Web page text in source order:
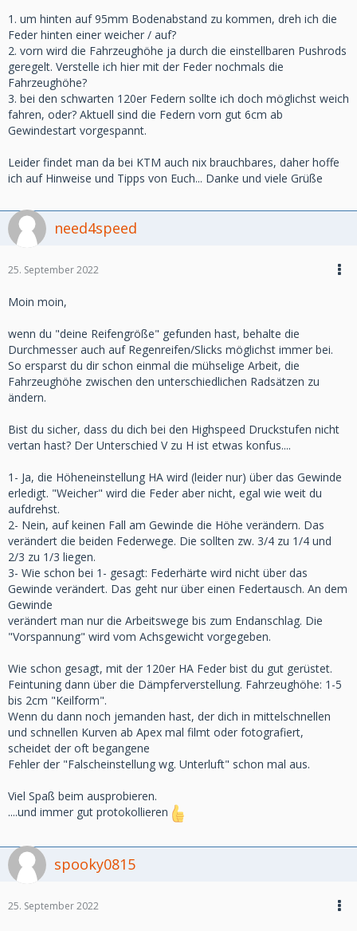
1. um hinten auf 95mm Bodenabstand zu kommen, dreh ich die
Feder hinten einer weicher / auf?
2. vorn wird die Fahrzeughöhe ja durch die einstellbaren Pushrods
geregelt. Verstelle ich hier mit der Feder nochmals die
Fahrzeughöhe?
3. bei den schwarten 120er Federn sollte ich doch möglichst weich
fahren, oder? Aktuell sind die Federn vorn gut 6cm ab
Gewindestart vorgespannt.
Leider findet man da bei KTM auch nix brauchbares, daher hoffe
ich auf Hinweise und Tipps von Euch... Danke und viele Grüße
need4speed
25. September 2022
Moin moin,
wenn du "deine Reifengröße" gefunden hast, behalte die
Durchmesser auch auf Regenreifen/Slicks möglichst immer bei.
So ersparst du dir schon einmal die mühselige Arbeit, die
Fahrzeughöhe zwischen den unterschiedlichen Radsätzen zu
ändern.
Bist du sicher, dass du dich bei den Highspeed Druckstufen nicht
vertan hast? Der Unterschied V zu H ist etwas konfus....
1- Ja, die Höheneinstellung HA wird (leider nur) über das Gewinde
erledigt. "Weicher" wird die Feder aber nicht, egal wie weit du
aufdrehst.
2- Nein, auf keinen Fall am Gewinde die Höhe verändern. Das
verändert die beiden Federwege. Die sollten zw. 3/4 zu 1/4 und
2/3 zu 1/3 liegen.
3- Wie schon bei 1- gesagt: Federhärte wird nicht über das
Gewinde verändert. Das geht nur über einen Federtausch. An dem
Gewinde
verändert man nur die Arbeitswege bis zum Endanschlag. Die
"Vorspannung" wird vom Achsgewicht vorgegeben.
Wie schon gesagt, mit der 120er HA Feder bist du gut gerüstet.
Feintuning dann über die Dämpferverstellung. Fahrzeughöhe: 1-5
bis 2cm "Keilform".
Wenn du dann noch jemanden hast, der dich in mittelschnellen
und schnellen Kurven ab Apex mal filmt oder fotografiert,
scheidet der oft begangene
Fehler der "Falscheinstellung wg. Unterluft" schon mal aus.
Viel Spaß beim ausprobieren.
....und immer gut protokollieren
spooky0815
25. September 2022